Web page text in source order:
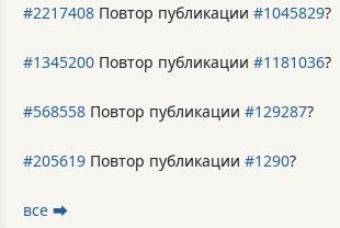
#2217408 Повтор публикации #1045829?
#1345200 Повтор публикации #1181036?
#568558 Повтор публикации #129287?
#205619 Повтор публикации #1290?
все ⮕